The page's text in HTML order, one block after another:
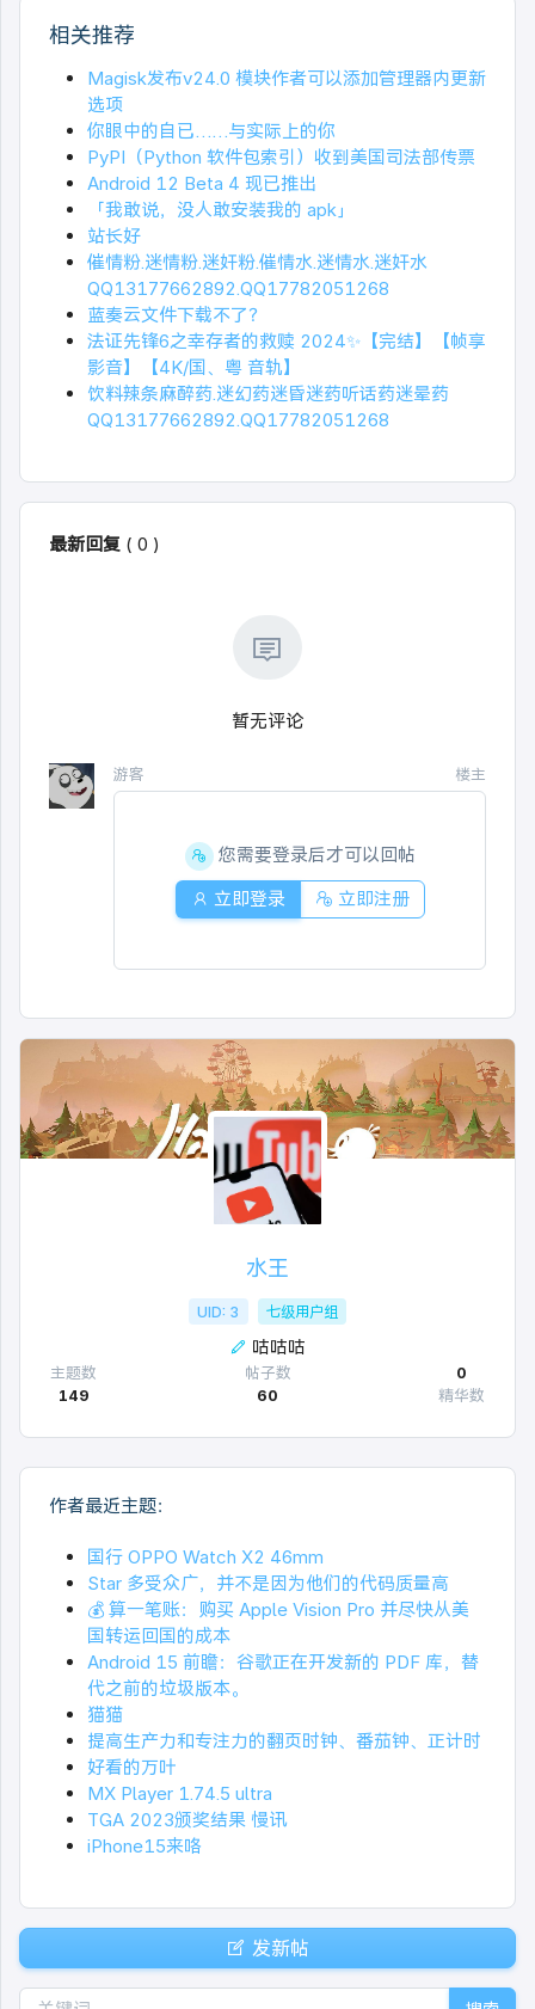
相关推荐
Magisk发布v24.0 模块作者可以添加管理器内更新
选项
你眼中的自已……与实际上的你
PyPI（Python 软件包索引）收到美国司法部传票
Android 12 Beta 4 现已推出
「我敢说，没人敢安装我的 apk」
站长好
催情粉.迷情粉.迷奸粉.催情水.迷情水.迷奸水
QQ13177662892.QQ17782051268
蓝奏云文件下载不了？
法证先锋6之幸存者的救赎 2024✨【完结】【帧享
影音】【4K/国、粤 音轨】
饮料辣条麻醉药.迷幻药迷昏迷药听话药迷晕药
QQ13177662892.QQ17782051268
最新回复 ( 0 )
暂无评论
游客 楼主
您需要登录后才可以回帖
立即登录
立即注册
水王
UID: 3 七级用户组
咕咕咕
主题数
149
帖子数
60
0
精华数
作者最近主题：
国行 OPPO Watch X2 46mm
Star 多受众广，并不是因为他们的代码质量高
💰 算一笔账：购买 Apple Vision Pro 并尽快从美
国转运回国的成本
Android 15 前瞻：谷歌正在开发新的 PDF 库，替
代之前的垃圾版本。
猫猫
提高生产力和专注力的翻页时钟、番茄钟、正计时
好看的万叶
MX Player 1.74.5 ultra
TGA 2023颁奖结果 慢讯
iPhone15来咯
发新帖